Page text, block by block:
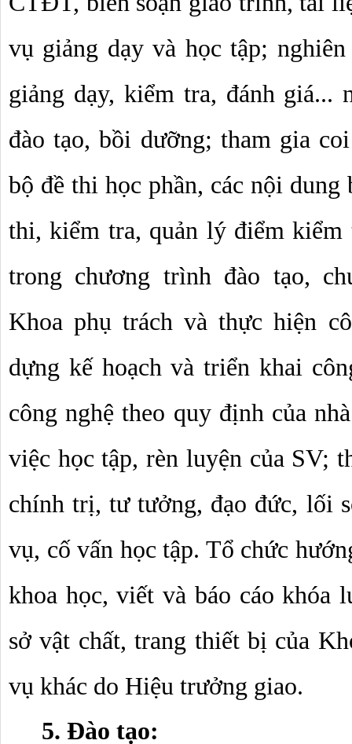
vụ giảng dạy và học tập;
giảng dạy, kiểm tra, đánh giá...
đào tạo, bồi dưỡng; tham gia
bộ đề thi học phần, các nội
thi, kiểm tra, quản lý điểm kiểm
trong chương trình đào tạo,
Khoa phụ trách và thực hiện
dựng kế hoạch và triển khai
công nghệ theo quy định của
việc học tập, rèn luyện của SV;
chính trị, tư tưởng, đạo đức, lối
vụ, cố vấn học tập. Tổ chức
khoa học, viết và báo cáo khóa
sở vật chất, trang thiết bị của
vụ khác do Hiệu trưởng giao.
5. Đào tạo: